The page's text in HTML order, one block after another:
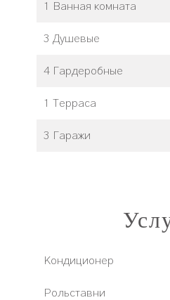
1 Ванная комната
3 Душевые
4 Гардеробные
1 Терраса
3 Гаражи
Кондиционер
Рольставни